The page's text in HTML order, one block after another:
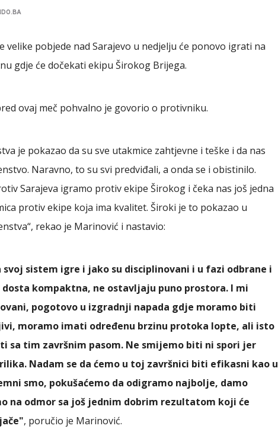
velike pobjede nad Sarajevo u nedjelju će ponovo igrati na
gdje će dočekati ekipu Širokog Brijega.
ovaj meč pohvalno je govorio o protivniku.
je pokazao da su sve utakmice zahtjevne i teške i da nas
Naravno, to su svi predviđali, a onda se i obistinilo.
Sarajeva igramo protiv ekipe Širokog i čeka nas još jedna
protiv ekipe koja ima kvalitet. Široki je to pokazao u
rekao je Marinović i nastavio:
sistem igre i jako su disciplinovani i u fazi odbrane i
dosta kompaktna, ne ostavljaju puno prostora. I mi
pogotovo u izgradnji napada gdje moramo biti
moramo imati određenu brzinu protoka lopte, ali isto
sa tim završnim pasom. Ne smijemo biti ni spori jer
Nadam se da ćemo u toj završnici biti efikasni kao u
smo, pokušaćemo da odigramo najbolje, damo
na odmor sa još jednim dobrim rezultatom koji će
, poručio je Marinović.